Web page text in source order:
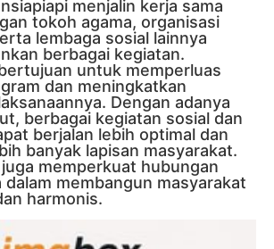
menjalin kerja sama
tokoh agama, organisasi
lembaga sosial lainnya
berbagai kegiatan.
untuk memperluas
dan meningkatkan
Dengan adanya
berbagai kegiatan sosial dan
berjalan lebih optimal dan
banyak lapisan masyarakat.
memperkuat hubungan
dalam membangun masyarakat
harmonis.